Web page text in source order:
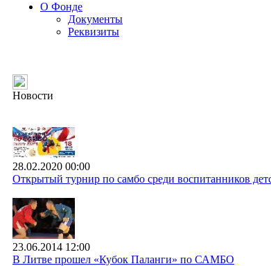
О Фонде
Документы
Реквизиты
Новости
28.02.2020 00:00
Открытый турнир по самбо среди воспитанников
23.06.2014 12:00
В Литве прошел «Кубок Паланги» по САМБО